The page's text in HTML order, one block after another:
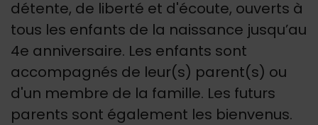
détente, de liberté et d'écoute, ouverts à
tous les enfants de la naissance jusqu’au
4e anniversaire. Les enfants sont
accompagnés de leur(s) parent(s) ou
d'un membre de la famille. Les futurs
parents sont également les bienvenus.